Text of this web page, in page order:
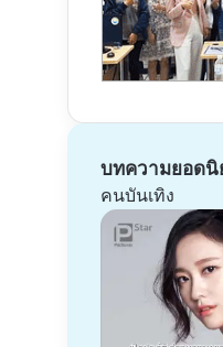
บทความยอดนิ
คนบันเทิง